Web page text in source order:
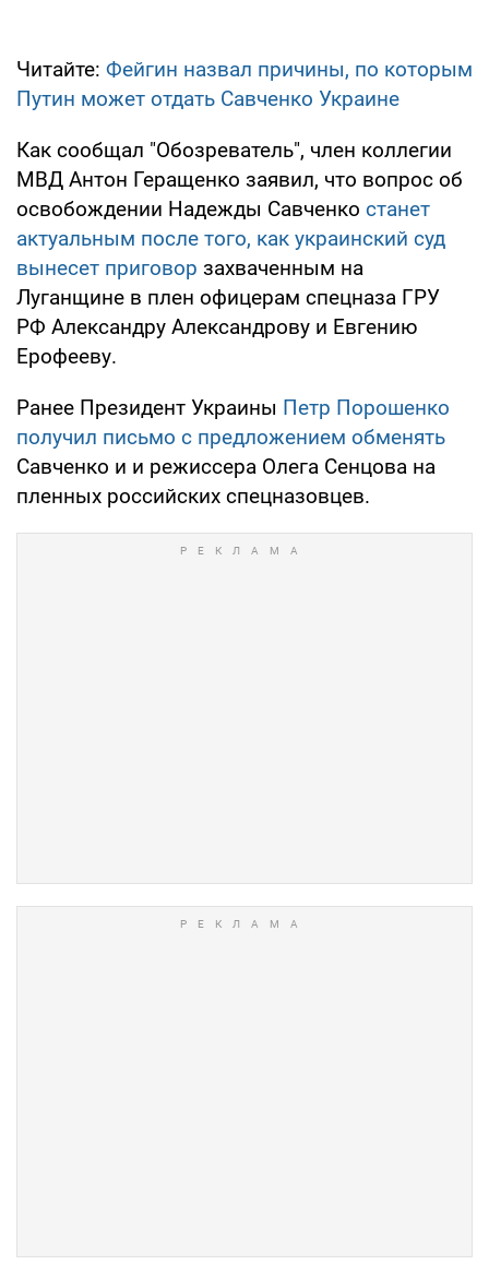
Читайте: Фейгин назвал причины, по которым
Путин может отдать Савченко Украине
Как сообщал "Обозреватель", член коллегии
МВД Антон Геращенко заявил, что вопрос об
освобождении Надежды Савченко станет
актуальным после того, как украинский суд
вынесет приговор захваченным на
Луганщине в плен офицерам спецназа ГРУ
РФ Александру Александрову и Евгению
Ерофееву.
Ранее Президент Украины Петр Порошенко
получил письмо с предложением обменять
Савченко и и режиссера Олега Сенцова на
пленных российских спецназовцев.